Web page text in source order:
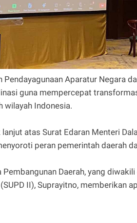
Pendayagunaan Aparatur Negara
guna mempercepat
wilayah Indonesia.
atas Surat Edaran Menteri
peran pemerintah daerah
Daerah, yang
II), Suprayitno, memberikan